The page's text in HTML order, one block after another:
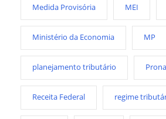
Medida Provisória MEI
Ministério da Economia MP
planejamento tributário
Receita Federal regime